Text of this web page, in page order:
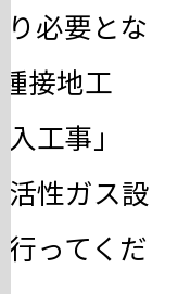
必要とな
接地工
工事」
活性ガス設
ってくだ